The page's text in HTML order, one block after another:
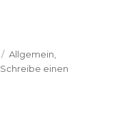
Kategorien
Allgemein
Schreibe einen